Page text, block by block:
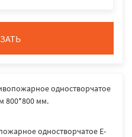
одностворчатое E-